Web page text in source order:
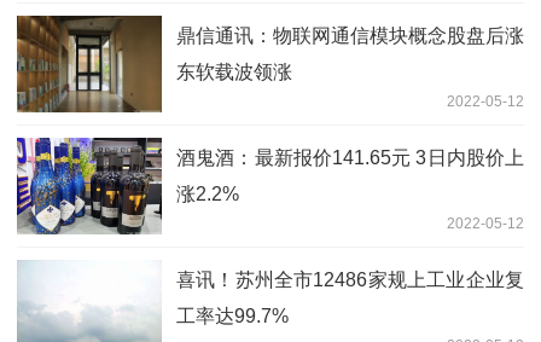
鼎信通讯：物联网通信模块概念股盘后涨
东软载波领涨
2022-05-12
酒鬼酒：最新报价141.65元 3日内股价上
涨2.2%
2022-05-12
喜讯！苏州全市12486家规上工业企业复
工率达99.7%